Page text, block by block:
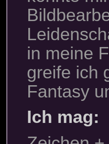
in meine
greife ich
Fantasy
Ich mag: